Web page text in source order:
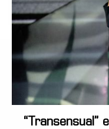
“Transensual”